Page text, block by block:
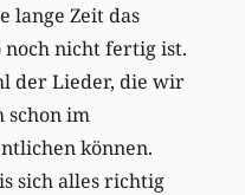
lange Zeit das
noch nicht fertig ist.
der Lieder, die wir
schon im
können.
sich alles richtig